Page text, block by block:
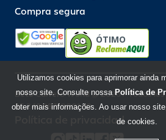
Compra segura
ÓTIMO
Beto Carrero World @ 2026 / Todos
85.248.987/0001-10
Política de privacidad
Utilizamos cookies para aprimorar ainda
nosso site. Consulte nossa Política de
obter mais informações. Ao usar nosso
de cookies.